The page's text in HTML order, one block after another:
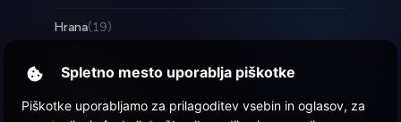
Hrana(19)
Posel(253)
Tehnologija(17)
Spletno mesto uporablja piškotke
Piškotke uporabljamo za prilagoditev vsebin in oglasov, za